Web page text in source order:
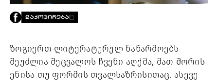
PROJECTS
TV
SHOP
ᲒᲐᲛᲝᲒᲕᲧᲔᲕᲘ
ᲓᲐᲙᲝᲞᲘᲠᲔᲑᲐ
ზოგიერთ ლიტერატურულ ნაწარმოებს
შეუძლია შეცვალოს ჩვენი აღქმა, მათ შორის
ენისა თუ ფორმის თვალსაზრისითაც. ასევე